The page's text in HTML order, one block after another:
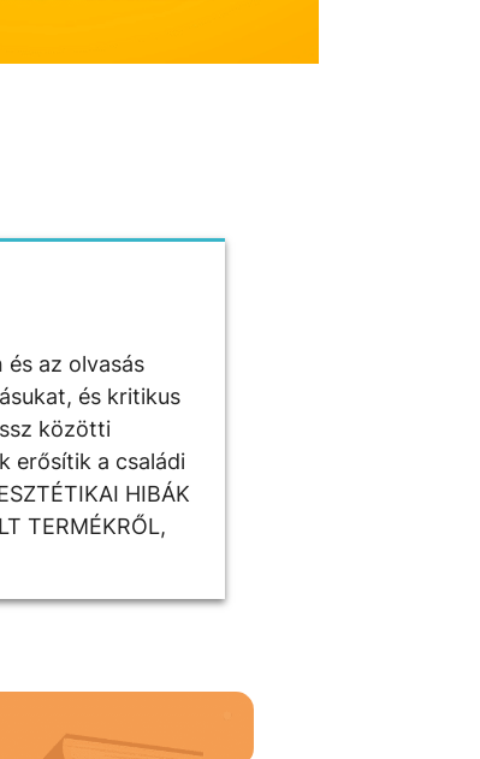
az olvasás
és kritikus
közötti
erősítik a családi
HIBÁK
TERMÉKRŐL,